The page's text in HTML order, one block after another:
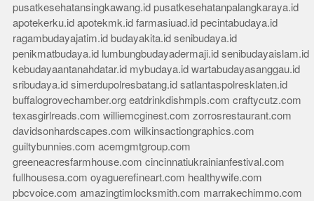
pusatkesehatansingkawang.id pusatkesehatanpalangkaraya.id
apotekerku.id apotekmk.id farmasiuad.id pecintabudaya.id
ragambudayajatim.id budayakita.id senibudaya.id
penikmatbudaya.id lumbungbudayadermaji.id senibudayaislam.id
kebudayaantanahdatar.id mybudaya.id wartabudayasanggau.id
sribudaya.id simerdupolresbatang.id satlantaspolresklaten.id
buffalogrovechamber.org eatdrinkdishmpls.com craftycutz.com
texasgirlreads.com williemcginest.com zorrosrestaurant.com
davidsonhardscapes.com wilkinsactiongraphics.com
guiltybunnies.com acemgmtgroup.com
greeneacresfarmhouse.com cincinnatiukrainianfestival.com
fullhousesa.com oyaguerefineart.com healthywife.com
pbcvoice.com amazingtimlocksmith.com marrakechimmo.com